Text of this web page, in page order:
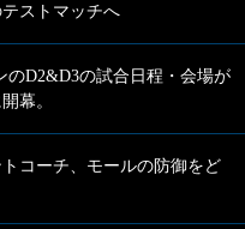
ストマッチへ
のD2&D3の試合日程・会場が
幕。
コーチ、モールの防御をど